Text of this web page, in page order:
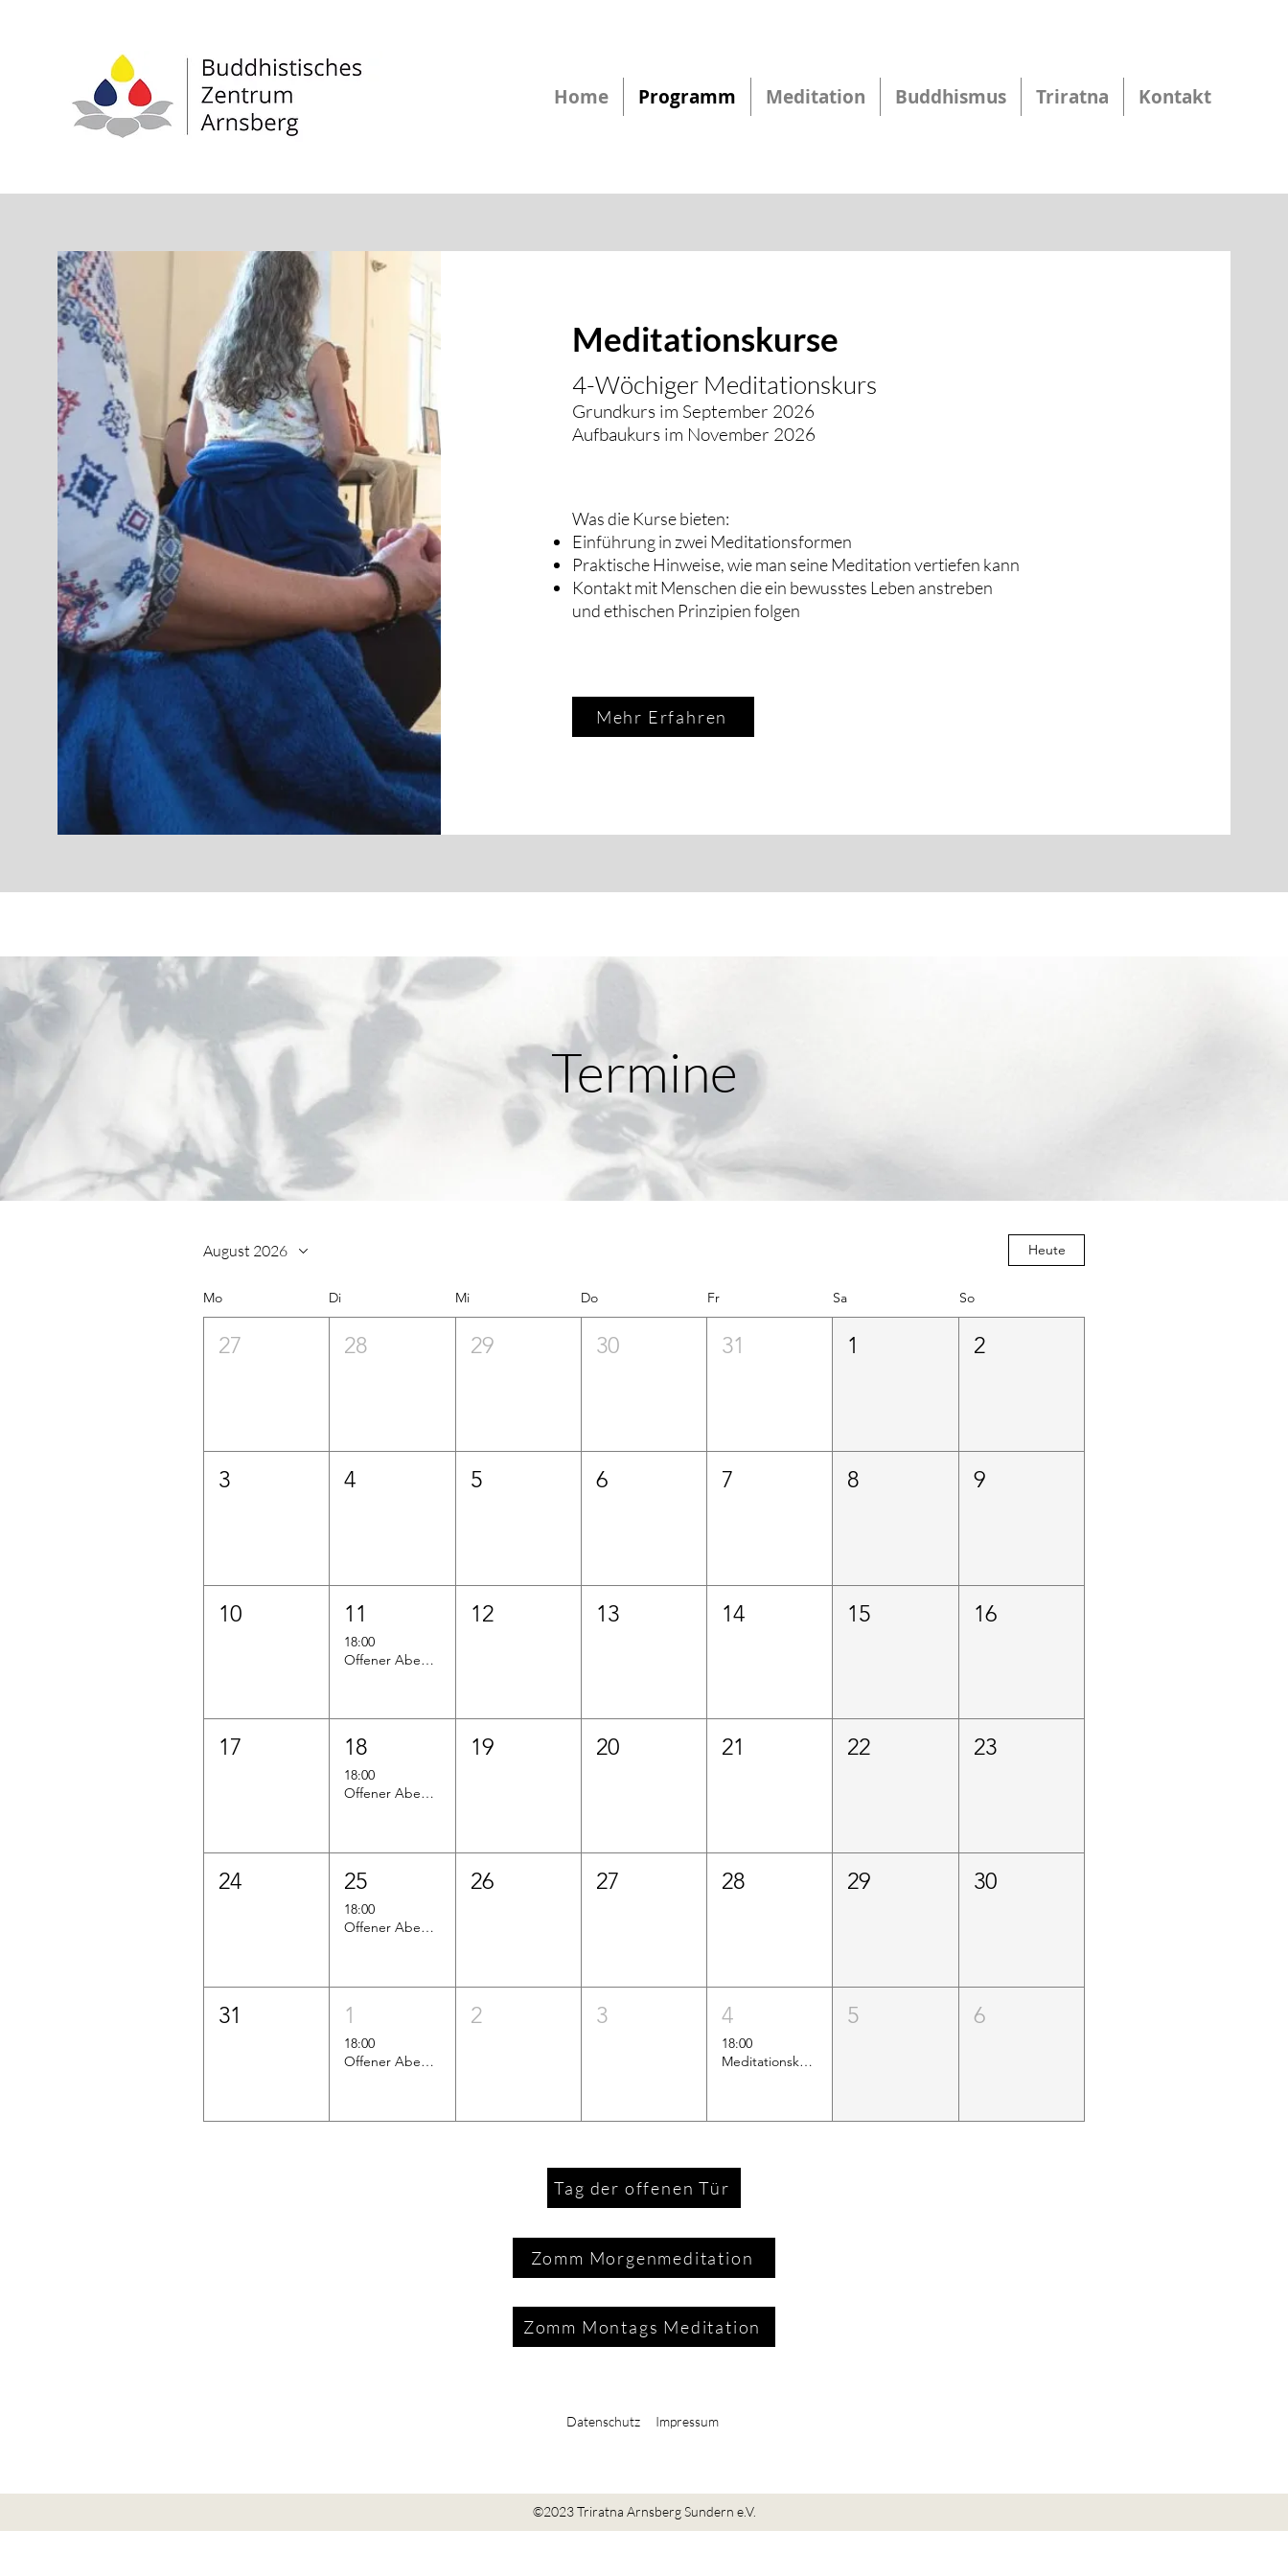
Home Programm Meditation Buddhismus Triratna Kontakt
Meditationskurse
4-Wöchiger Meditationskurs
Grundkurs im September 2026
Aufbaukurs im November 2026
Was die Kurse bieten:
Einführung in zwei Meditationsformen
Praktische Hinweise, wie man seine Meditation vertiefen kann
Kontakt mit Menschen die ein bewusstes Leben anstreben
und ethischen Prinzipien folgen
Mehr Erfahren
Termine
August 2026 Heute
Mo Di Mi Do Fr Sa So
27 28 29 30 31 1 2
3 4 5 6 7 8 9
10 11
18:00
Offener Abend - Ferienprogramm
12 13 14 15 16
17 18
18:00
Offener Abend - Ferienprogramm
19 20 21 22 23
24 25
18:00
Offener Abend - Ferienprogramm
26 27 28 29 30
31 1
18:00
Offener Abend - mit Visasaka
2 3 4
18:00
Meditationskurs (Grundkurs) mit Claudia
5 6
Tag der offenen Tür
Zomm Morgenmeditation
Zomm Montags Meditation
Datenschutz Impressum
©2023 Triratna Arnsberg Sundern e.V.